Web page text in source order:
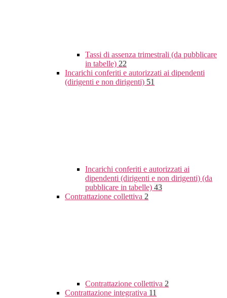
Tassi di assenza trimestrali (da pubblicare
in tabelle) 22
Incarichi conferiti e autorizzati ai dipendenti
(dirigenti e non dirigenti) 51
Incarichi conferiti e autorizzati ai
dipendenti (dirigenti e non dirigenti) (da
pubblicare in tabelle) 43
Contrattazione collettiva 2
Contrattazione collettiva 2
Contrattazione integrativa 11